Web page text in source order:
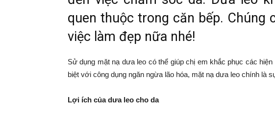
quen thuộc trong căn bếp. Chúng
việc làm đẹp nữa nhé!
Sử dụng mặt nạ dưa leo có thể giúp chị em khắc phục các
biệt với công dụng ngăn ngừa lão hóa, mặt nạ dưa leo chính là
Lợi ích của dưa leo cho da